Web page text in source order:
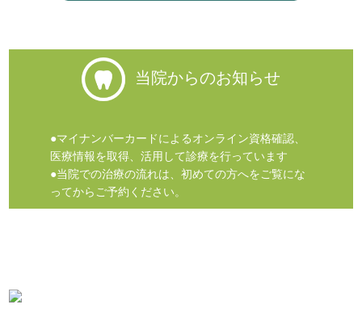
当院からのお知らせ
●マイナンバーカードによるオンライン資格確認、
医療情報を取得、活用して診療を行っています
●当院での治療の流れは、初めての方へをご覧にな
ってからご予約ください。